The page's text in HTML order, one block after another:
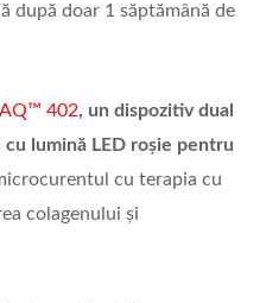
după doar 1 săptămână de
402, un dispozitiv dual
lumină LED roșie pentru
cu terapia cu
colagenului și